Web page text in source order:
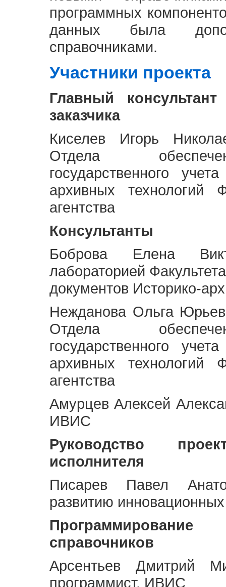
программных
данных была
справочниками.
Участники проекта
Главный
заказчика
Киселев Игорь
Отдела
государственного
архивных технологий
агентства
Консультанты
Боброва Елена
лабораторией
документов Историко-
Нежданова Ольга
Отдела
государственного
архивных технологий
агентства
Амурцев Алексей
ИВИС
Руководство
исполнителя
Писарев Павел
развитию
Программирование
справочников
Арсентьев Дмитрий
программист, ИВИС